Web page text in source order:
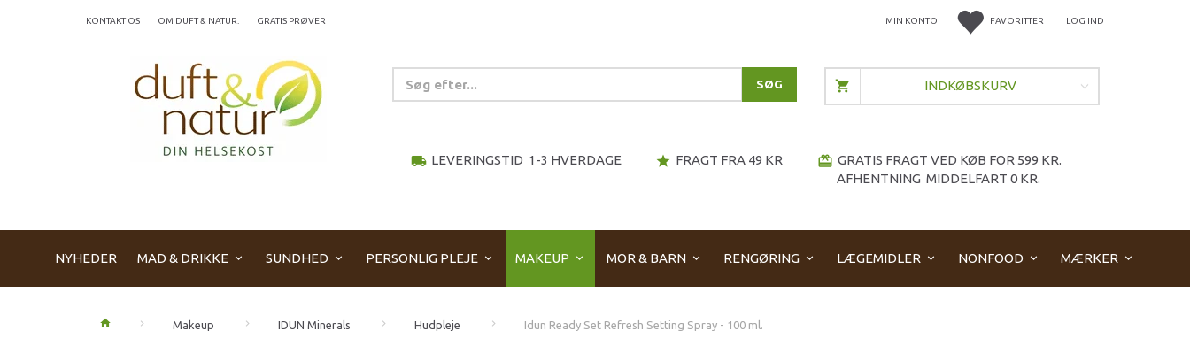
FAVORITTER LOG IND
MIN KONTO
KONTAKT OS OM DUFT & NATUR. GRATIS PRØVER
SØG
local_shipping LEVERINGSTID 1-3 HVERDAGE star FRAGT FRA 49 KR redeem GRATIS FRAGT VED KØB FOR 599 KR.
AFHENTNING MIDDELFART 0 KR.
INDKØBSKURV
NYHEDER MAD & DRIKKE SUNDHED PERSONLIG PLEJE MAKEUP MOR & BARN RENGØRING LÆGEMIDLER NONFOOD MÆRKER
Makeup IDUN Minerals Hudpleje Idun Ready Set Refresh Setting Spray - 100 ml.